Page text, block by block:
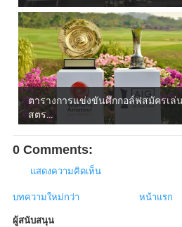
ตารางการแข่งขันศึกกอล์ฟสมัครเล่
สตร...
0 Comments:
แสดงความคิดเห็น
บทความใหม่กว่า หน้าแรก
ผู้สนับสนุน